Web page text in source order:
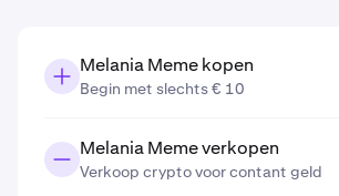
Melania Meme kopen
Begin met slechts € 10
Melania Meme verkopen
Verkoop crypto voor contant geld